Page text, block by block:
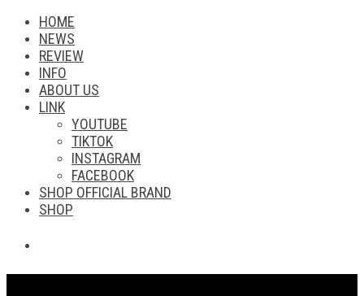
HOME
NEWS
REVIEW
INFO
ABOUT US
LINK
YOUTUBE
TIKTOK
INSTAGRAM
FACEBOOK
SHOP OFFICIAL BRAND
SHOP